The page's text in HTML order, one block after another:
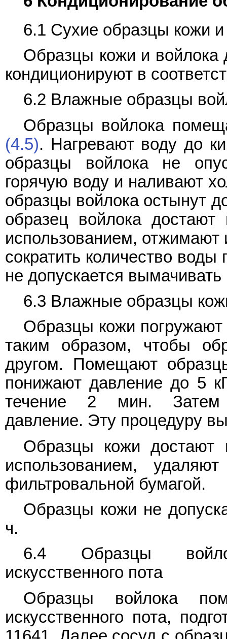
6.1 Сухие образцы кожи
Образцы кожи и войлока
кондиционируют в
6.2 Влажные образцы
Образцы войлока
(4.5). Нагревают воду до
образцы войлока не
горячую воду и наливают
образцы войлока остынут
образец войлока
использованием, отжимают
сократить количество
не допускается
6.3 Влажные образцы
Образцы кожи
таким образом, чтобы
другом. Помещают
понижают давление до 5
течение 2 мин. Затем
давление. Эту процедуру
Образцы кожи достают
использованием,
фильтровальной бумагой.
Образцы кожи не
ч.
6.4 Образцы
искусственного пота
Образцы войлока
искусственного пота,